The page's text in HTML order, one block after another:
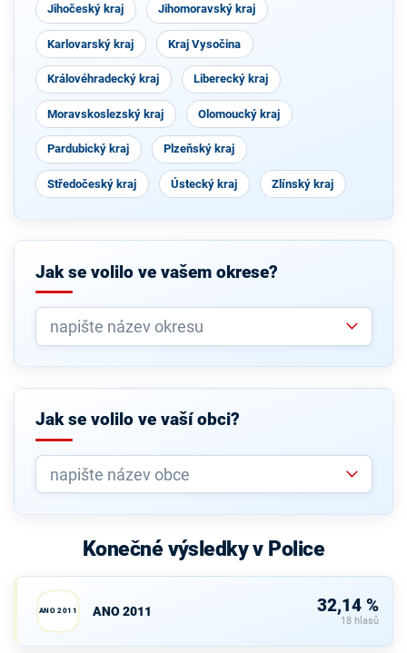
Jihočeský kraj Jihomoravský kraj
Karlovarský kraj Kraj Vysočina
Královéhradecký kraj Liberecký kraj
Moravskoslezský kraj Olomoucký kraj
Pardubický kraj Plzeňský kraj
Středočeský kraj Ústecký kraj Zlínský kraj
Jak se volilo ve vašem okrese?
Jak se volilo ve vaší obci?
Konečné výsledky v Police
ANO 2011 ANO 2011 32,14 %
18 hlasů